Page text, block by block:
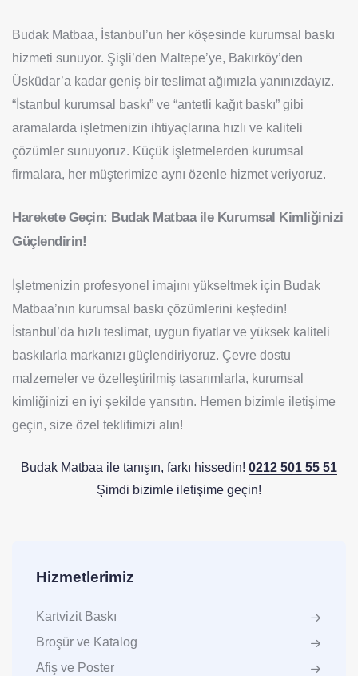
Hizmetlerimiz
Kartvizit Baskı
Broşür ve Katalog
Afiş ve Poster
Budak Matbaa, İstanbul’un her köşesinde kurumsal baskı
hizmeti sunuyor. Şişli’den Maltepe’ye, Bakırköy’den
Üsküdar’a kadar geniş bir teslimat ağımızla yanınızdayız.
“İstanbul kurumsal baskı” ve “antetli kağıt baskı” gibi
aramalarda işletmenizin ihtiyaçlarına hızlı ve kaliteli
çözümler sunuyoruz. Küçük işletmelerden kurumsal
firmalara, her müşterimize aynı özenle hizmet veriyoruz.
Harekete Geçin: Budak Matbaa ile Kurumsal Kimliğinizi
Güçlendirin!
İşletmenizin profesyonel imajını yükseltmek için Budak
Matbaa’nın kurumsal baskı çözümlerini keşfedin!
İstanbul’da hızlı teslimat, uygun fiyatlar ve yüksek kaliteli
baskılarla markanızı güçlendiriyoruz. Çevre dostu
malzemeler ve özelleştirilmiş tasarımlarla, kurumsal
kimliğinizi en iyi şekilde yansıtın. Hemen bizimle iletişime
geçin, size özel teklifimizi alın!
Budak Matbaa ile tanışın, farkı hissedin! 0212 501 55 51
Şimdi bizimle iletişime geçin!